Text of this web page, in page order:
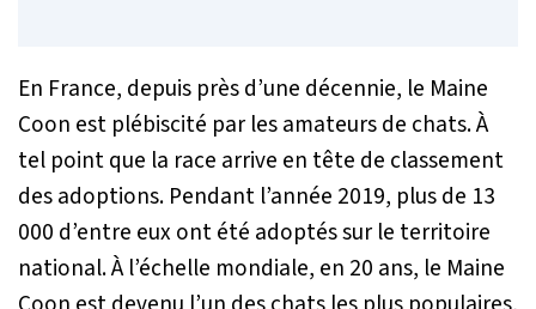
En France, depuis près d’une décennie, le Maine
Coon est plébiscité par les amateurs de chats. À
tel point que la race arrive en tête de classement
des adoptions. Pendant l’année 2019, plus de 13
000 d’entre eux ont été adoptés sur le territoire
national. À l’échelle mondiale, en 20 ans, le Maine